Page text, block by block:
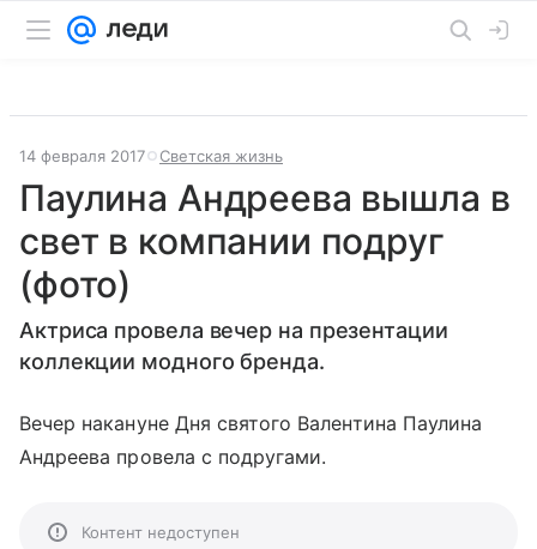
14 февраля 2017 Светская жизнь
Паулина Андреева вышла в
свет в компании подруг
(фото)
Актриса провела вечер на презентации
коллекции модного бренда.
Вечер накануне Дня святого Валентина Паулина
Андреева провела с подругами.
Контент недоступен